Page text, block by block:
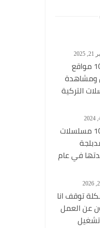
أفضل 10 مواقع
ومشاهدة
التركية
أفضل 10 مسلسلات
في عام
التركية
توقف انا
عن العمل
تشغيل